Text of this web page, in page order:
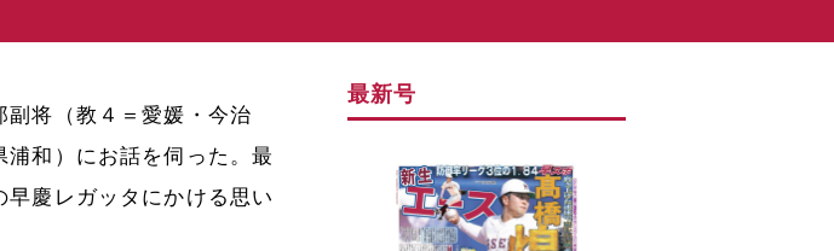
将（教４＝愛媛・今治
和）にお話を伺った。最
慶レガッタにかける思い
最新号